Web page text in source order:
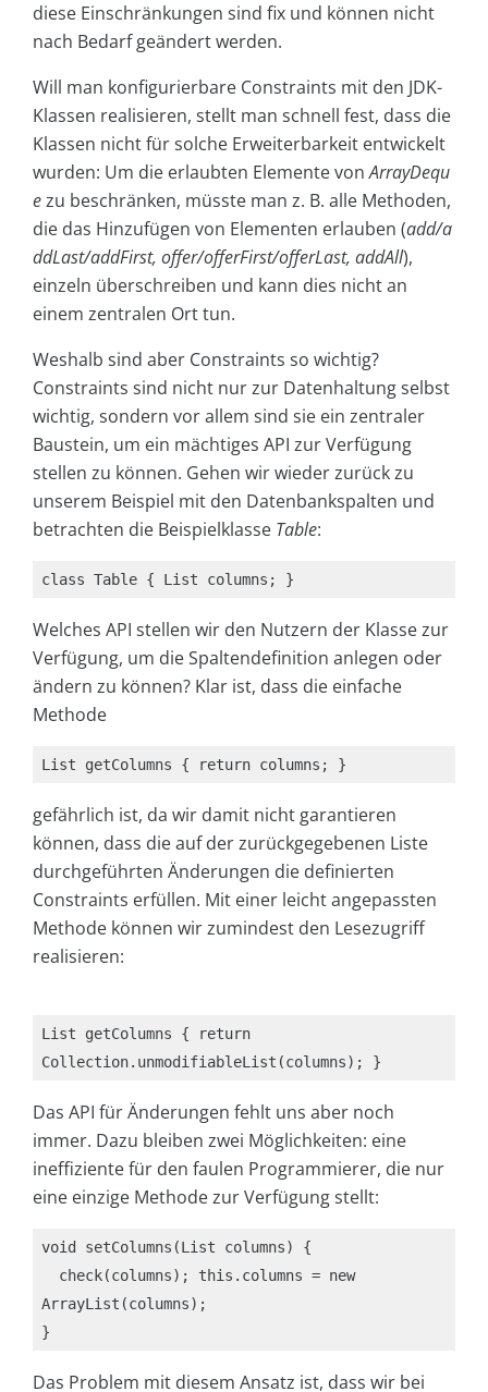
diese Einschränkungen sind fix und können nicht
nach Bedarf geändert werden.
Will man konfigurierbare Constraints mit den JDK-
Klassen realisieren, stellt man schnell fest, dass die
Klassen nicht für solche Erweiterbarkeit entwickelt
wurden: Um die erlaubten Elemente vonArrayDequ
ezu beschränken, müsste man z. B. alle Methoden,
die das Hinzufügen von Elementen erlauben (add/a
ddLast/addFirst, offer/offerFirst/offerLast, addAll),
einzeln überschreiben und kann dies nicht an
einem zentralen Ort tun.
Weshalb sind aber Constraints so wichtig?
Constraints sind nicht nur zur Datenhaltung selbst
wichtig, sondern vor allem sind sie ein zentraler
Baustein, um ein mächtiges API zur Verfügung
stellen zu können. Gehen wir wieder zurück zu
unserem Beispiel mit den Datenbankspalten und
betrachten die Beispielklasse Table:
class Table { List columns; }
Welches API stellen wir den Nutzern der Klasse zur
Verfügung, um die Spaltendefinition anlegen oder
ändern zu können? Klar ist, dass die einfache
Methode
List getColumns { return columns; }
gefährlich ist, da wir damit nicht garantieren
können, dass die auf der zurückgegebenen Liste
durchgeführten Änderungen die definierten
Constraints erfüllen. Mit einer leicht angepassten
Methode können wir zumindest den Lesezugriff
realisieren:
List getColumns { return
Collection.unmodifiableList(columns); }
Das API für Änderungen fehlt uns aber noch
immer. Dazu bleiben zwei Möglichkeiten: eine
ineffiziente für den faulen Programmierer, die nur
eine einzige Methode zur Verfügung stellt:
void setColumns(List columns) {
ArrayList(columns);
Das Problem mit diesem Ansatz ist, dass wir bei